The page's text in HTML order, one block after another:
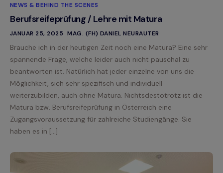
NEWS & BEHIND THE SCENES
Berufsreifeprüfung / Lehre mit Matura
JANUAR 25, 2025 MAG. (FH) DANIEL NEURAUTER
Brauche ich in der heutigen Zeit noch eine Matura? Eine sehr
spannende Frage, welche leider auch nicht pauschal zu
beantworten ist. Natürlich hat jeder einzelne von uns die
Möglichkeit, sich sehr spezifisch und individuell
weiterzubilden, auch ohne Matura. Nichtsdestotrotz ist die
Matura bzw. Berufsreifeprüfung in Österreich eine
Zugangsvoraussetzung für zahlreiche Studiengänge. Sie
haben es in […]